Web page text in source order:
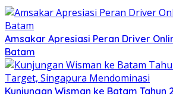
Amsakar Apresiasi Peran Driver
Batam
Kunjungan Wisman ke Batam Tahun